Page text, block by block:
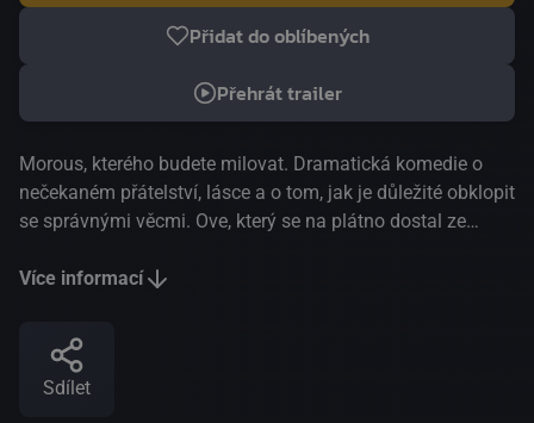
Přidat do oblíbených
Přehrát trailer
Morous, kterého budete milovat. Dramatická komedie o
nečekaném přátelství, lásce a o tom, jak je důležité obklopit
se správnými věcmi. Ove, který se na plátno dostal ze
Backmana, je typickým nerudným staříkem odvedle.
rezignoval na život – dny tráví návštěvami hrobu své ženy
a dohlížením na dodržování stanov bytového družstva, na
nichž záleží jen jemu. Poté, co se do sousedství nastěhuje
Více informací
Sdílet